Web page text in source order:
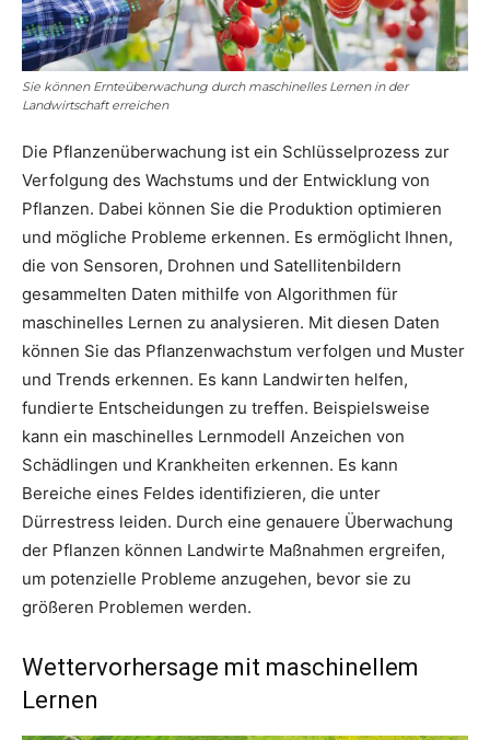
Sie können Ernteüberwachung durch maschinelles Lernen in der
Landwirtschaft erreichen
Die Pflanzenüberwachung ist ein Schlüsselprozess zur
Verfolgung des Wachstums und der Entwicklung von
Pflanzen. Dabei können Sie die Produktion optimieren
und mögliche Probleme erkennen. Es ermöglicht Ihnen,
die von Sensoren, Drohnen und Satellitenbildern
gesammelten Daten mithilfe von Algorithmen für
maschinelles Lernen zu analysieren. Mit diesen Daten
können Sie das Pflanzenwachstum verfolgen und Muster
und Trends erkennen. Es kann Landwirten helfen,
fundierte Entscheidungen zu treffen. Beispielsweise
kann ein maschinelles Lernmodell Anzeichen von
Schädlingen und Krankheiten erkennen. Es kann
Bereiche eines Feldes identifizieren, die unter
Dürrestress leiden. Durch eine genauere Überwachung
der Pflanzen können Landwirte Maßnahmen ergreifen,
um potenzielle Probleme anzugehen, bevor sie zu
größeren Problemen werden.
Wettervorhersage mit maschinellem
Lernen